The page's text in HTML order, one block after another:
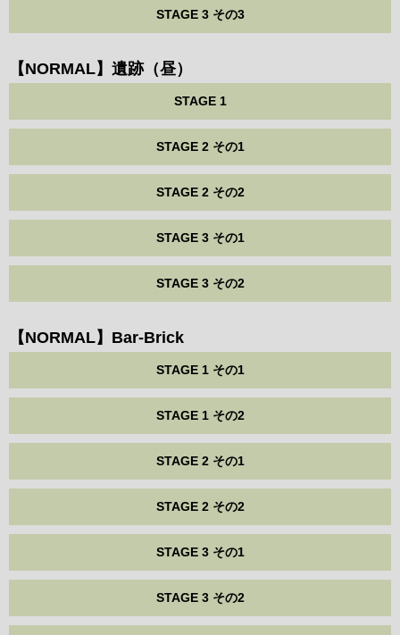
STAGE 3 その3
【NORMAL】遺跡（昼）
STAGE 1
STAGE 2 その1
STAGE 2 その2
STAGE 3 その1
STAGE 3 その2
【NORMAL】Bar-Brick
STAGE 1 その1
STAGE 1 その2
STAGE 2 その1
STAGE 2 その2
STAGE 3 その1
STAGE 3 その2